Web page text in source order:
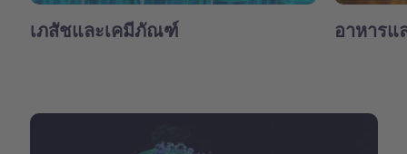
เภสัชและเคมีภัณฑ์ อาหารแ